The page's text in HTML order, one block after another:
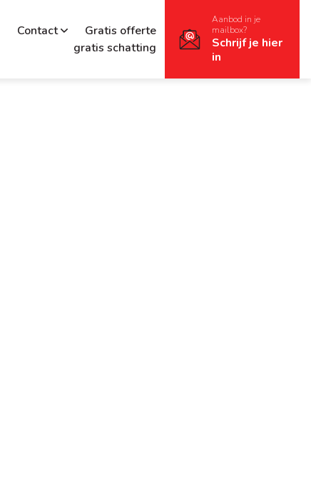
Contact
Gratis offerte
gratis schatting
Aanbod in je
mailbox?
Schrijf je hier
in